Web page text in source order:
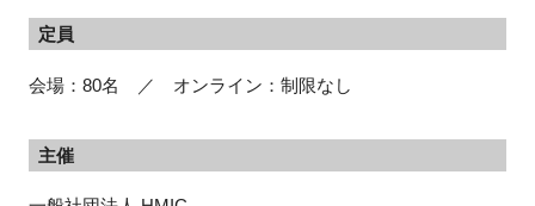
定員
会場：80名 ／ オンライン：制限なし
主催